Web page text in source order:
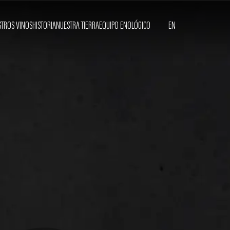
VINOSHISTORIANUESTRA TIERRAEQUIPO ENOLÓGICO EN